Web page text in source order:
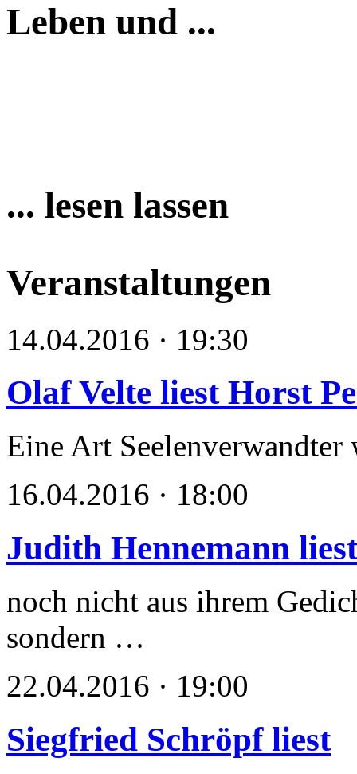
Leben und ...
... lesen lassen
Veranstaltungen
14.04.2016 · 19:30
Olaf Velte liest Horst
Eine Art
16.04.2016 · 18:00
Judith Hennemann liest
noch nicht aus ihrem
sondern …
22.04.2016 · 19:00
Siegfried Schröpf liest